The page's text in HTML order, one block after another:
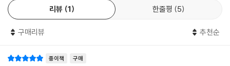
그가 몇 번이고 반복해서 강조했었고, 후에 중세의 지식 이론을 지배하게
될 인식론적 원리 속에 유령이 등장한다. 이 원리는 다음과 같은 중세대학
의 한 표어 속에 고스란히 보전되어 있다. ‘인간은 유령 없이는 아무것도 깨
potest homo intelligere sine phantasmata).’
『행간』에는 동일한 메커니즘을 가지고 있기 때문에 본질적으로는 유령에
가깝다고 볼 수 있는 다양한 이름이 등장한다. 우울증 환자에게 절망을 안
겨주는 악령과 부정의 언어 속에서 탄생하는 페티시즘의 주물(呪物)과 인
른 이름들이다. 아감벤이 추적하는 것은 이러한 다양한 종류의 유령들이
리뷰 1 한줄평 5
구매리뷰 추천순
종이책 구매